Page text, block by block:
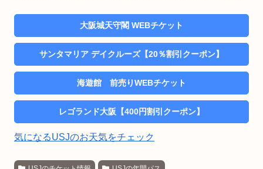
大阪城天守閣 WEBチケット
サンタマリア デイクルーズ【20％割引クーポン】
海遊館 前売りWEBチケット
レゴランド大阪【400円割引クーポン】
気になるUSJのお天気をチェック